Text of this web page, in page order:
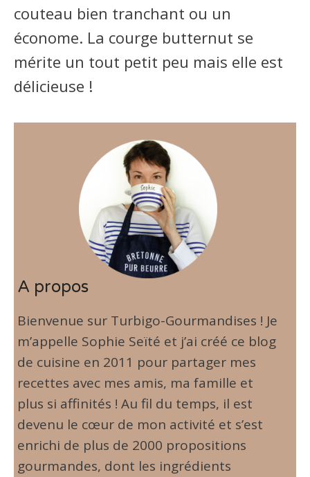
couteau bien tranchant ou un
économe. La courge butternut se
mérite un tout petit peu mais elle est
délicieuse !
A propos
Bienvenue sur Turbigo-Gourmandises ! Je
m’appelle Sophie Seïté et j’ai créé ce blog
de cuisine en 2011 pour partager mes
recettes avec mes amis, ma famille et
plus si affinités ! Au fil du temps, il est
devenu le cœur de mon activité et s’est
enrichi de plus de 2000 propositions
gourmandes, dont les ingrédients